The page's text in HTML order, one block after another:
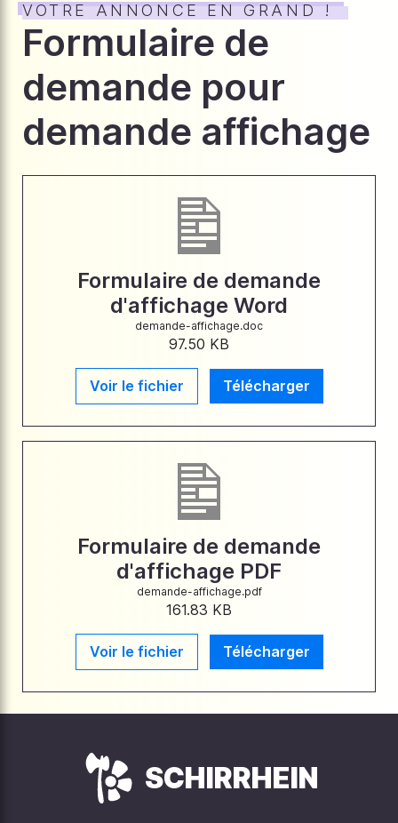
VOTRE ANNONCE EN GRAND !
Formulaire de
demande pour
demande affichage
Formulaire de demande
d'affichage Word
demande-affichage.doc
97.50 KB
Voir le fichier Télécharger
Formulaire de demande
d'affichage PDF
demande-affichage.pdf
161.83 KB
Voir le fichier Télécharger
SCHIRRHEIN